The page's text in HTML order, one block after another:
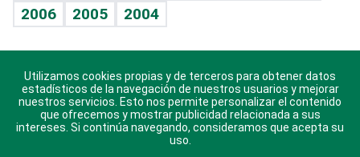
Sin complejos
En pocas palabras
Escuchando al corazón
Economía Personal
2006
2005 2004
Descarga nuestras aplicaciones para Android, iOS y
sistema Huawei.
Utilizamos cookies propias y de terceros para obtener datos
estadísticos de la navegación de nuestros usuarios y mejorar
nuestros servicios. Esto nos permite personalizar el contenido
que ofrecemos y mostrar publicidad relacionada a sus
intereses. Si continúa navegando, consideramos que acepta su
uso.